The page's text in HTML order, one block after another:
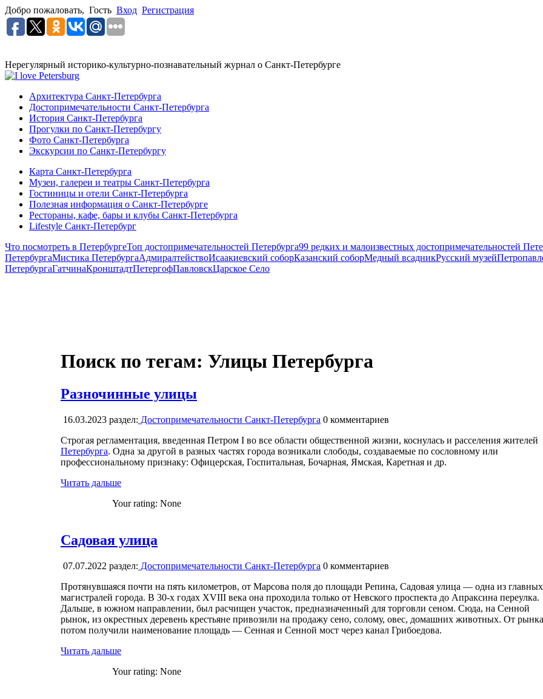
Добро пожаловать, Гость Вход Регистрация
Нерегулярный историко-культурно-познавательный журнал о Санкт-Петербурге
Архитектура Санкт-Петербурга
Достопримечательности Санкт-Петербурга
История Санкт-Петербурга
Прогулки по Санкт-Петербургу
Фото Санкт-Петербурга
Экскурсии по Санкт-Петербургу
Карта Санкт-Петербурга
Музеи, галереи и театры Санкт-Петербурга
Гостиницы и отели Санкт-Петербурга
Полезная информация о Санкт-Петербурге
Рестораны, кафе, бары и клубы Санкт-Петербурга
Lifestyle Санкт-Петербург
Что посмотреть в ПетербургеТоп достопримечательностей Петербурга99 редких и малоизвестных достопримечательностей
ПетербургаМистика ПетербургаАдмиралтействоИсаакиевский соборКазанский соборМедный всадникРусский музей
ПетербургаГатчинаКронштадтПетергофПавловскЦарское Село
Поиск по тегам: Улицы Петербурга
Разночинные улицы
16.03.2023 раздел: Достопримечательности Санкт-Петербурга 0 комментариев
Строгая регламентация, введенная Петром I во все области общественной жизни, коснулась и расселения жителей
Петербурга. Одна за другой в разных частях города возникали слободы, создаваемые по сословному или
профессиональному признаку: Офицерская, Госпитальная, Бочарная, Ямская, Каретная и др.
Читать дальше
Your rating: None
Садовая улица
07.07.2022 раздел: Достопримечательности Санкт-Петербурга 0 комментариев
Протянувшаяся почти на пять километров, от Марсова поля до площади Репина, Садовая улица — одна из главных
магистралей города. В 30-х годах XVIII века она проходила только от Невского проспекта до Апраксина переулка.
Дальше, в южном направлении, был расчищен участок, предназначенный для торговли сеном. Сюда, на Сенной
рынок, из окрестных деревень крестьяне привозили на продажу сено, солому, овес, домашних животных. От рынка
потом получили наименование площадь — Сенная и Сенной мост через канал Грибоедова.
Читать дальше
Your rating: None